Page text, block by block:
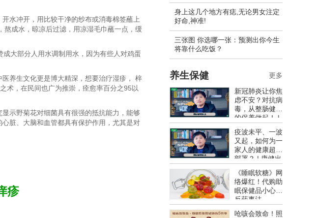
水冲开，用比较干净的纱布或消毒棉签蘸上
成水，晾凉后过滤，用凉湿毛巾蘸一点，缓
大部分人用水调制用水，因为有些人对鸡蛋
养生文化更是博大精深，想要治疗湿疹， 梓
术，在民间也广为推崇，痊愈率百分之95以
示野菊花对细菌具有很强的抵抗能力，能够
脏、大脑和血管都具有保护作用，尤其是对
疹
身上这几个地方有痣,无论男女注定
好命,神准!
三张图 你选哪一张：预测出你今生
将靠什么吃饭？
养生保健
新冠肺炎让你焦
虑不安？对抗病
毒，从整肠健胃
的保养做起！ |
疫波未平、一波
又起，如何为一
家人的健康超前
部署？ | 康健出
《睡眠软糖》网
络爆红！代购助
眠保健品小心违
反药事法
呛咳会致命！照
更多